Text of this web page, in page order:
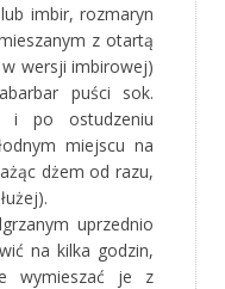
imbir, rozmaryn
z otartą
wersji imbirowej)
puści sok.
i po ostudzeniu
miejscu na
dżem od razu,
uprzednio
na kilka godzin,
wymieszać je z